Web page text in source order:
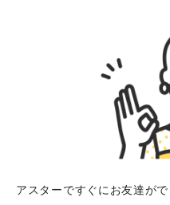
アスターですぐにお友達が